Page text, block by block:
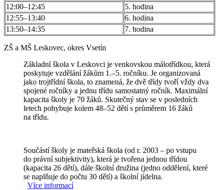
12:00–12:45
5. hodina
12:55–13:40
6. hodina
13:50–14:35
7. hodina
ZŠ a MŠ Leskovec, okres Vsetín
Základní škola v Leskovci je venkovskou málotřídkou, která
poskytuje vzdělání žákům 1.–5. ročníku. Je organizovaná
jako trojtřídní škola, to znamená, že dvě třídy tvoří vždy dva
spojené ročníky a jednu třídu samostatný ročník. Maximální
kapacita školy je 70 žáků. Skutečný stav se v posledních
letech pohybuje kolem 48–52 dětí s průměrem 16 žáků
na třídu.
Součástí školy je mateřská škola (od r. 2003 – po vstupu
do právní subjektivity), která je tvořena jednou třídou
(kapacita 26 dětí), dále školní družina (jedno oddělení, které
se naplňuje do počtu 30 dětí) a školní jídelna.
Více informací